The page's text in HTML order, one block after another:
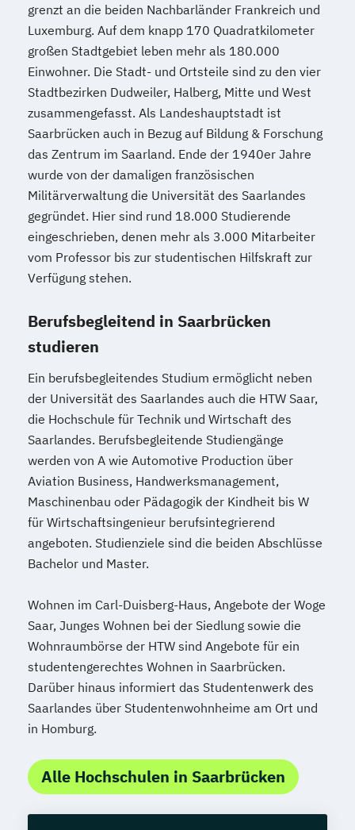
Beratung und Personalentwicklung
Pädagogik Bildungsberatung und Leitung
Robotics (DE/EN) Social Media
Softwareentwicklung (DE/EN)
Soziale Arbeit
Soziale Arbeit Schwerpunkt Kinder und
Jugendliche
Sozialmanagement
Sozialpädagogik und Inklusion
Sportmanagement
Supply Chain Management
Tourismusmanagement UX Design
Umweltingenieurwesen
Wirtschaftsingenieurwesen
Wirtschaftsingenieurwesen (DE/EN)
Wirtschaftspsychologie (DE/EN)
Wirtschaftsrecht
grenzt an die beiden Nachbarländer Frankreich und
Luxemburg. Auf dem knapp 170 Quadratkilometer
großen Stadtgebiet leben mehr als 180.000
Einwohner. Die Stadt- und Ortsteile sind zu den vier
Stadtbezirken Dudweiler, Halberg, Mitte und West
zusammengefasst. Als Landeshauptstadt ist
Saarbrücken auch in Bezug auf Bildung & Forschung
das Zentrum im Saarland. Ende der 1940er Jahre
wurde von der damaligen französischen
Militärverwaltung die Universität des Saarlandes
gegründet. Hier sind rund 18.000 Studierende
eingeschrieben, denen mehr als 3.000 Mitarbeiter
vom Professor bis zur studentischen Hilfskraft zur
Verfügung stehen.
Berufsbegleitend in Saarbrücken
studieren
Ein berufsbegleitendes Studium ermöglicht neben
der Universität des Saarlandes auch die HTW Saar,
die Hochschule für Technik und Wirtschaft des
Saarlandes. Berufsbegleitende Studiengänge
werden von A wie Automotive Production über
Aviation Business, Handwerksmanagement,
Maschinenbau oder Pädagogik der Kindheit bis W
für Wirtschaftsingenieur berufsintegrierend
angeboten. Studienziele sind die beiden Abschlüsse
Bachelor und Master.
Wohnen im Carl-Duisberg-Haus, Angebote der Woge
Saar, Junges Wohnen bei der Siedlung sowie die
Wohnraumbörse der HTW sind Angebote für ein
studentengerechtes Wohnen in Saarbrücken.
Darüber hinaus informiert das Studentenwerk des
Saarlandes über Studentenwohnheime am Ort und
in Homburg.
Alle Hochschulen in Saarbrücken